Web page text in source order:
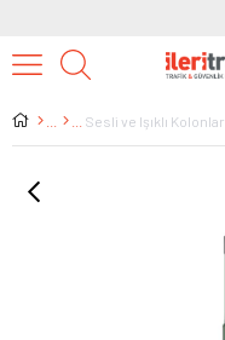
Sesli ve Işıklı Kolonlar